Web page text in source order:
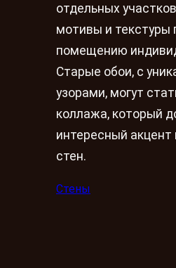
отдельных
мотивы и текстуры
помещению
Старыe обои, с
узорами, могут
коллажа, который
интересный акцент
стен.
Стены